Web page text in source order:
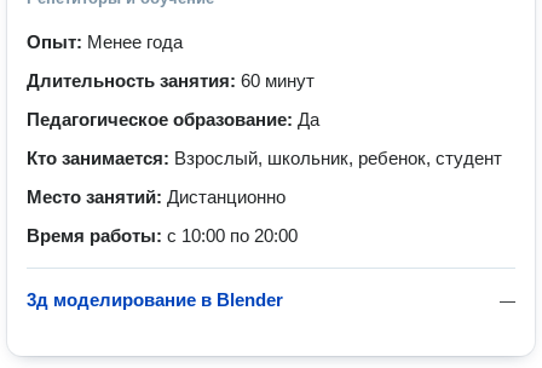
Опыт: Менее года
Длительность занятия: 60 минут
Педагогическое образование: Да
Кто занимается: Взрослый, школьник, ребенок, студент
Место занятий: Дистанционно
Время работы: с 10:00 по 20:00
—
3д моделирование в Blender